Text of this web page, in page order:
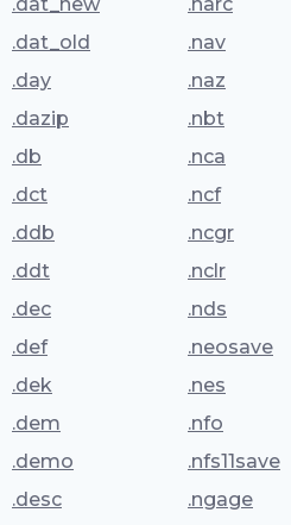
.dat_old
.day
.dazip
.db
.dct
.ddb
.ddt
.dec
.def
.dek
.dem
.demo
.desc
.nav
.naz
.nbt
.nca
.ncf
.ncgr
.nclr
.nds
.neosave
.nes
.nfo
.nfs11save
.ngage